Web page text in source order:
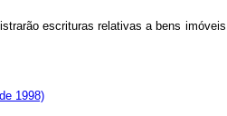
escrituras relativas a bens
1998)